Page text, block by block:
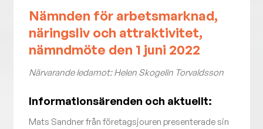
Nämnden för arbetsmarknad,
näringsliv och attraktivitet,
nämndmöte den 1 juni 2022
Närvarande ledamot: Helen Skogelin Torvaldsson
Informationsärenden och aktuellt:
Mats Sandner från företagsjouren presenterade sin